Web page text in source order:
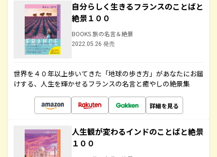
自分らしく生きるフランスのことばと
絶景１００
BOOKS 旅の名言＆絶景
2022.05.26 発売
世界を４０年以上歩いてきた「地球の歩き方」があなたにお届
けする、人生を輝かせるフランスの名言と癒やしの絶景集
詳細を見る
人生観が変わるインドのことばと絶景
１００